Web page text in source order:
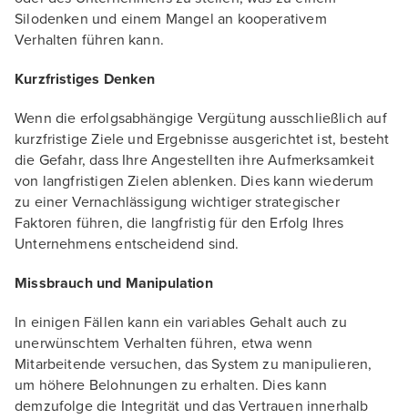
Silodenken und einem Mangel an kooperativem
Verhalten führen kann.
Kurzfristiges Denken
Wenn die erfolgsabhängige Vergütung ausschließlich auf
kurzfristige Ziele und Ergebnisse ausgerichtet ist, besteht
die Gefahr, dass Ihre Angestellten ihre Aufmerksamkeit
von langfristigen Zielen ablenken. Dies kann wiederum
zu einer Vernachlässigung wichtiger strategischer
Faktoren führen, die langfristig für den Erfolg Ihres
Unternehmens entscheidend sind.
Missbrauch und Manipulation
In einigen Fällen kann ein variables Gehalt auch zu
unerwünschtem Verhalten führen, etwa wenn
Mitarbeitende versuchen, das System zu manipulieren,
um höhere Belohnungen zu erhalten. Dies kann
demzufolge die Integrität und das Vertrauen innerhalb